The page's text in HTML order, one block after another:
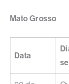
Mato Grosso
Data